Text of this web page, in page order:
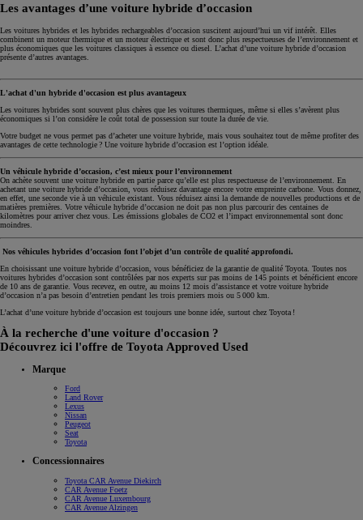
Les avantages d’une voiture hybride d’occasion
Les voitures hybrides et les hybrides rechargeables d’occasion suscitent aujourd’hui un vif intérêt. Elles
combinent un moteur thermique et un moteur électrique et sont donc plus respectueuses de l’environnement et
plus économiques que les voitures classiques à essence ou diesel. L’achat d’une voiture hybride d’occasion
présente d’autres avantages.
L'achat d'un hybride d'occasion est plus avantageux
Les voitures hybrides sont souvent plus chères que les voitures thermiques, même si elles s’avèrent plus
économiques si l’on considère le coût total de possession sur toute la durée de vie.
Votre budget ne vous permet pas d’acheter une voiture hybride, mais vous souhaitez tout de même profiter des
avantages de cette technologie ? Une voiture hybride d’occasion est l’option idéale.
Un véhicule hybride d’occasion, c’est mieux pour l’environnement
On achète souvent une voiture hybride en partie parce qu’elle est plus respectueuse de l’environnement. En
achetant une voiture hybride d’occasion, vous réduisez davantage encore votre empreinte carbone. Vous donnez,
en effet, une seconde vie à un véhicule existant. Vous réduisez ainsi la demande de nouvelles productions et de
matières premières. Votre véhicule hybride d’occasion ne doit pas non plus parcourir des centaines de
kilomètres pour arriver chez vous. Les émissions globales de CO2 et l’impact environnemental sont donc
moindres.
Nos véhicules hybrides d’occasion font l’objet d’un contrôle de qualité approfondi.
En choisissant une voiture hybride d’occasion, vous bénéficiez de la garantie de qualité Toyota. Toutes nos
voitures hybrides d’occasion sont contrôlées par nos experts sur pas moins de 145 points et bénéficient encore
de 10 ans de garantie. Vous recevez, en outre, au moins 12 mois d’assistance et votre voiture hybride
d’occasion n’a pas besoin d’entretien pendant les trois premiers mois ou 5 000 km.
L’achat d’une voiture hybride d’occasion est toujours une bonne idée, surtout chez Toyota !
À la recherche d'une voiture d'occasion ?
Découvrez ici l'offre de Toyota Approved Used
Marque
Ford
Land Rover
Lexus
Nissan
Peugeot
Seat
Toyota
Concessionnaires
Toyota CAR Avenue Diekirch
CAR Avenue Foetz
CAR Avenue Luxembourg
CAR Avenue Alzingen